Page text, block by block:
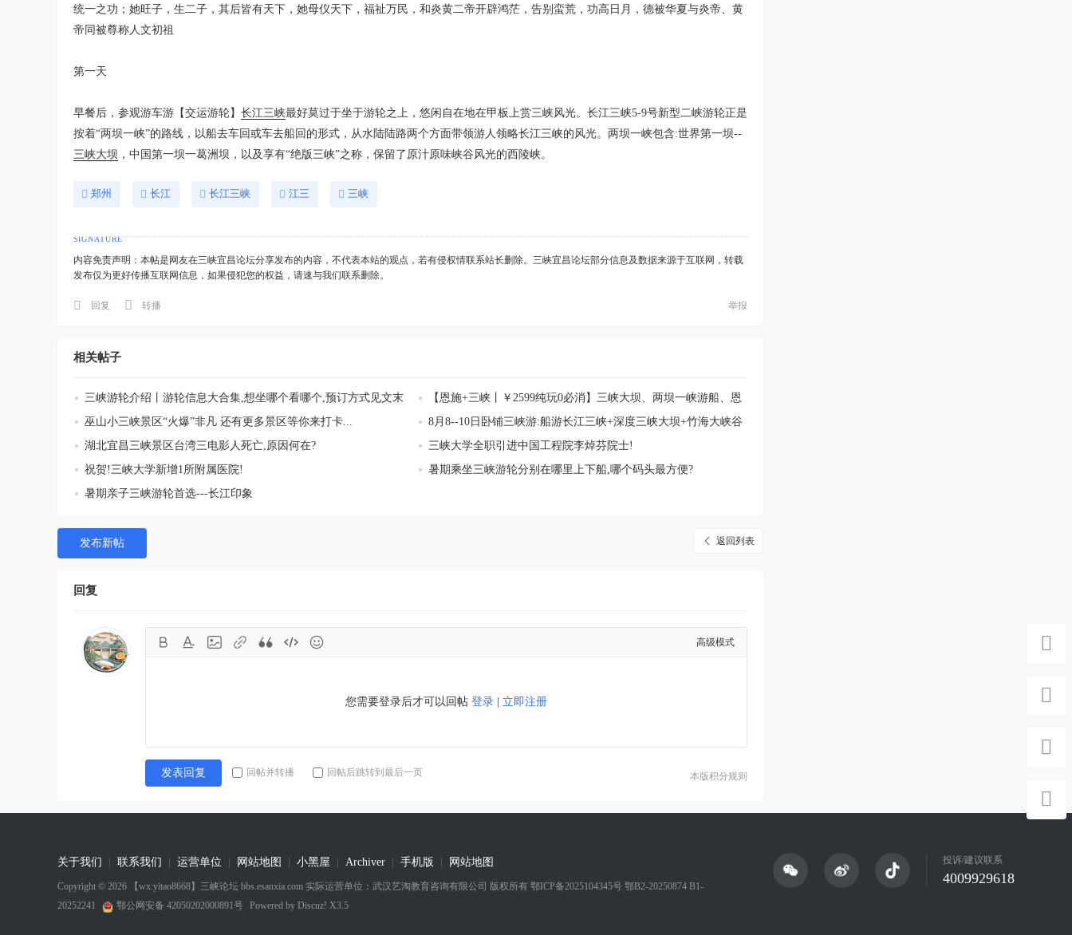
统一之功；她旺子，生二子，其后皆有天下，她母仪天下，福祉万民，和炎黄二帝开辟鸿茫，告别蛮荒，功高日月，德被华夏与炎帝、黄
帝同被尊称人文初祖
第一天
早餐后，参观游车游【交运游轮】 长江三峡最好莫过于坐于游轮之上，悠闲自在地在甲板上赏三峡风光。长江三峡5-9号新型二峡游轮正是
按着“两坝一峡”的路线，以船去车回或车去船回的形式，从水陆陆路两个方面带领游人领略长江三峡的风光。两坝一峡包含:世界第一坝--
三峡大坝 ，中国第一坝一葛洲坝，以及享有“绝版三峡”之称，保留了原汁原味峡谷风光的西陵峡。
郑州 长江 长江三峡 江三 三峡
内容免责声明：本帖是网友在三峡宜昌论坛分享发布的内容，不代表本站的观点，若有侵权情联系站长删除。三峡宜昌论坛部分信息及数据来源于互联网，转载
发布仅为更好传播互联网信息，如果侵犯您的权益，请速与我们联系删除。
回复 转播 举报
相关帖子
三峡游轮介绍丨游轮信息大合集,想坐哪个看哪个,预订方式见文末
【恩施+三峡丨￥2599纯玩0必消】三峡大坝、两坝一峡游船、恩
施大峡谷、梭布垭石林、地心谷、土司城、女儿城、荆州古城双飞6
巫山小三峡景区“火爆”非凡 还有更多景区等你来打卡...
8月8--10日卧铺三峡游:船游长江三峡+深度三峡大坝+竹海大峡谷
+世界落差最大的瀑布
湖北宜昌三峡景区台湾三电影人死亡,原因何在?
三峡大学全职引进中国工程院李焯芬院士!
祝贺!三峡大学新增1所附属医院!
暑期乘坐三峡游轮分别在哪里上下船,哪个码头最方便?
暑期亲子三峡游轮首选---长江印象
返回列表
发布新帖
回复
高级模式
您需要登录后才可以回帖 登录 立即注册
本版积分规则
发表回复 回帖并转播 回帖后跳转到最后一页
投诉/建议联系
4009929618
关于我们 联系我们 运营单位 网站地图 小黑屋 Archiver 手机版 网站地图
Copyright © 2026 【wx:yitao8668】三峡论坛 bbs.esanxia.com 实际运营单位：武汉艺淘教育咨询有限公司 版权所有 鄂ICP备2025104345号 鄂B2-20250874 B1-
20252241
鄂公网安备 42050202000891号 Powered by Discuz! X3.5